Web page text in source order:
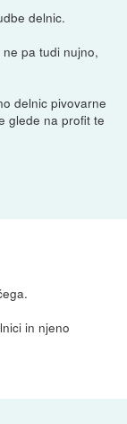
delnic.
pa tudi nujno,
delnic pivovarne
glede na profit te
in njeno